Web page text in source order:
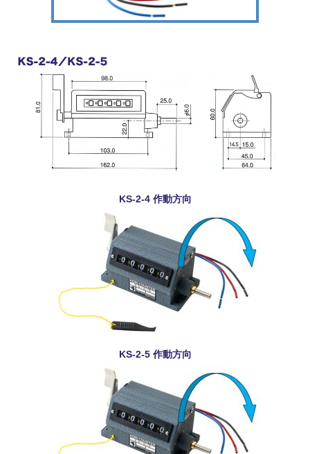
KS-2-4 作動方向
KS-2-5 作動方向